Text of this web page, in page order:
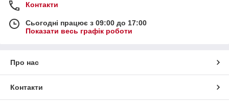
Контакти
Сьогодні працює з 09:00 до 17:00
Показати весь графік роботи
Про нас
Контакти